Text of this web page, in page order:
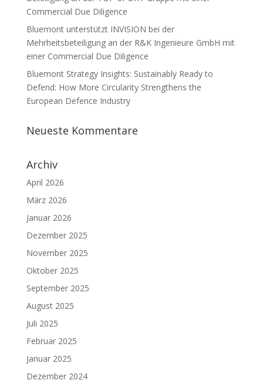
Commercial Due Diligence
Bluemont unterstützt INVISION bei der
Mehrheitsbeteiligung an der R&K Ingenieure GmbH mit
einer Commercial Due Diligence
Bluemont Strategy Insights: Sustainably Ready to
Defend: How More Circularity Strengthens the
European Defence Industry
Neueste Kommentare
Archiv
April 2026
März 2026
Januar 2026
Dezember 2025
November 2025
Oktober 2025
September 2025
August 2025
Juli 2025
Februar 2025
Januar 2025
Dezember 2024